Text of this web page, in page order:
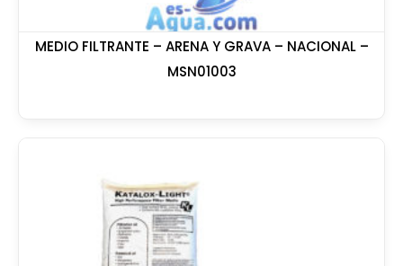
MEDIO FILTRANTE – ARENA Y GRAVA – NACIONAL –
MSN01003